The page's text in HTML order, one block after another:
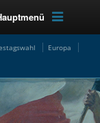
Europa